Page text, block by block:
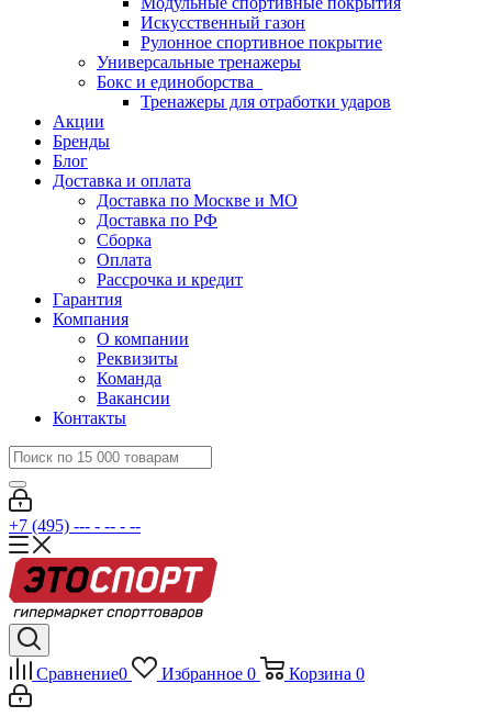
Искусственный газон
Рулонное спортивное покрытие
Универсальные тренажеры
Бокс и единоборства
Тренажеры для отработки ударов
Акции
Бренды
Блог
Доставка и оплата
Доставка по Москве и МО
Доставка по РФ
Сборка
Оплата
Рассрочка и кредит
Гарантия
Компания
О компании
Реквизиты
Команда
Вакансии
Контакты
+7 (495) --- - -- - --
Сравнение0 Избранное 0 Корзина 0